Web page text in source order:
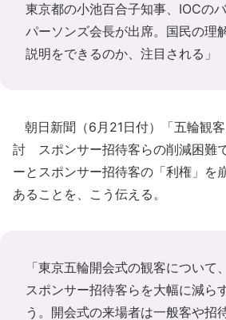
東京都の小池百合子知事、IOCの
パーソンズ会長が出席。国民の理
説明をできるのか、注目される」
朝日新聞（6月21日付）「五輪観
討 スポンサー招待客らの削減困難
ーとスポンサー招待客の「利権」を
あることを、こう伝える。
「東京五輪開会式の観客について
スポンサー招待客らを大幅に減ら
う。開会式の来場者は一般客や招